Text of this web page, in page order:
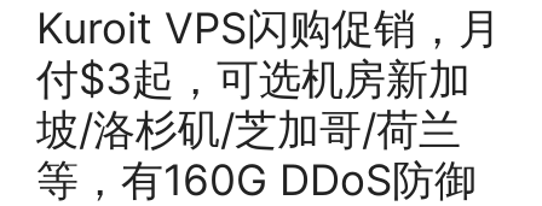
Kuroit VPS闪购促销，月
付$3起，可选机房新加
坡/洛杉矶/芝加哥/荷兰
等，有160G DDoS防御